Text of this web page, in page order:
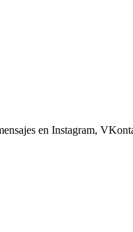
en Instagram,